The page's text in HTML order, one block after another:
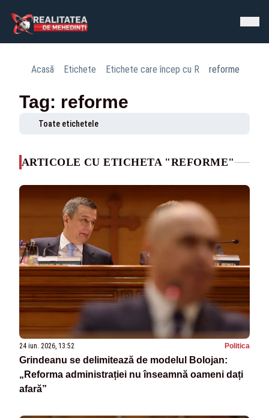
Acasă Etichete Etichete care încep cu R reforme
Tag: reforme
Toate etichetele
ARTICOLE CU ETICHETA "REFORME"
24 iun. 2026, 13:52 Politica
Grindeanu se delimitează de modelul Bolojan:
„Reforma administrației nu înseamnă oameni dați
afară”